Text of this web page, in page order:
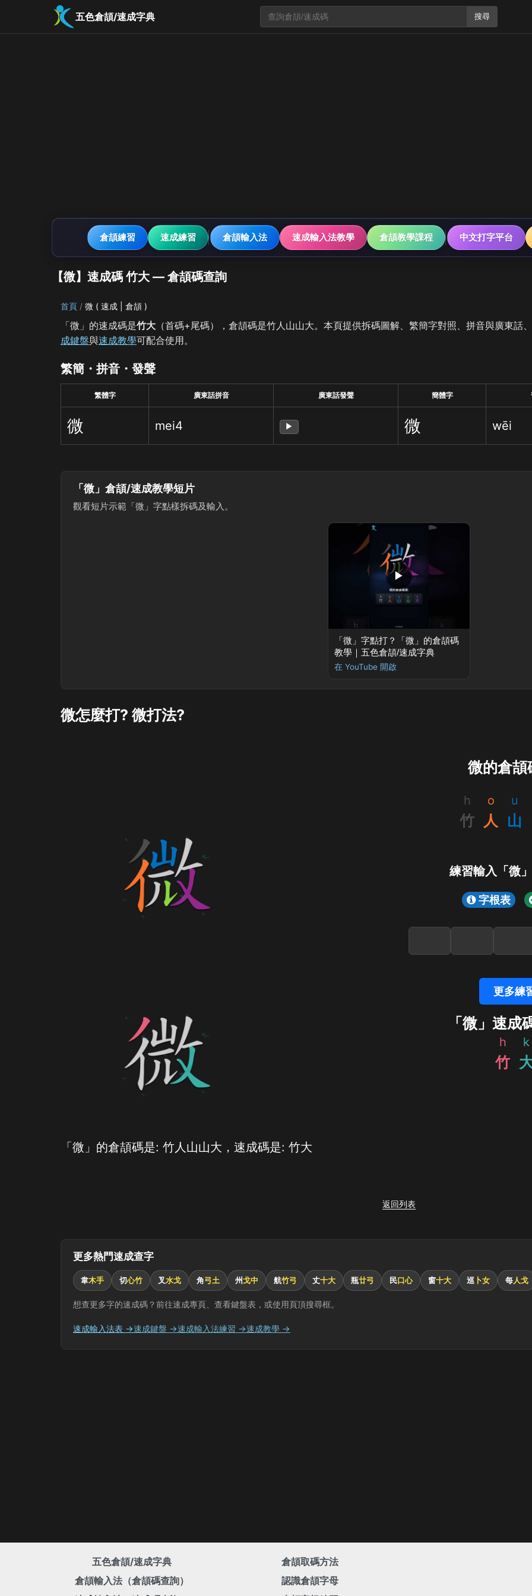
五色倉頡/速成字典 搜尋
倉頡練習 速成練習 倉頡輸入法 速成輸入法教學 倉頡教學課程 中文打字平台
【微】速成碼 竹大 — 倉頡碼查詢
首頁 微 ( 速成 | 倉頡 )
「微」的速成碼是竹大 （首碼+尾碼），倉頡碼是竹人山山大。本頁提供拆碼圖解、繁簡字對照、拼音與廣東話
成鍵盤與速成教學可配合使用。
繁簡・拼音・發聲
繁體字 廣東話拼音 廣東話發聲 簡體字
微 mei4 ▶ 微 wēi
「微」倉頡/速成教學短片
觀看短片示範「微」字點樣拆碼及輸入。
▶
「微」字點打？「微」的倉頡碼
教學｜五色倉頡/速成字典
在 YouTube 開啟
微怎麼打? 微打法?
微的倉頡
h
竹
o
人
u
山
練習輸入「微
字根表
更多練
「微」速成
h
竹
k
「微」的倉頡碼是: 竹人山山大，速成碼是: 竹大
返回列表
更多熱門速成查字
韋木手 切心竹 叉水戈 角弓土 州戈中 航竹弓 丈十大 瓶廿弓 民口心 窗十大 巡 卜女 每人戈
想查更多字的速成碼？前往速成專頁、查看鍵盤表，或使用頁頂搜尋框。
速成輸入法表 →速成鍵盤 →速成輸入法練習 →速成教學 →
五色倉頡/速成字典
倉頡輸入法（倉頡碼查詢）
倉頡取碼方法
認識倉頡字母